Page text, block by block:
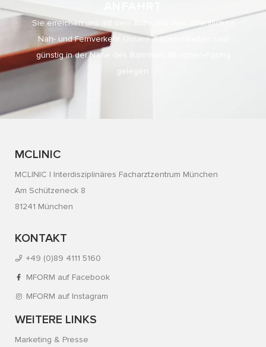
Sie erreichen uns mit dem Auto und dem öffentlichen
Nah- und Fernverkehr. Unsere Räumlichkeiten sind
günstig in der Nähe des Bahnhofs München-Pasing
gelegen.
MCLINIC
MCLINIC | Interdisziplinäres Facharztzentrum München
Am Schützeneck 8
81241 München
KONTAKT
+49 (0)89 4111 5160
MFORM auf Facebook
MFORM auf Instagram
WEITERE LINKS
Marketing & Presse